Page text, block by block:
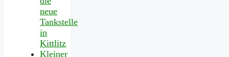
neue
Tankstelle
in
Kittlitz
Kleiner